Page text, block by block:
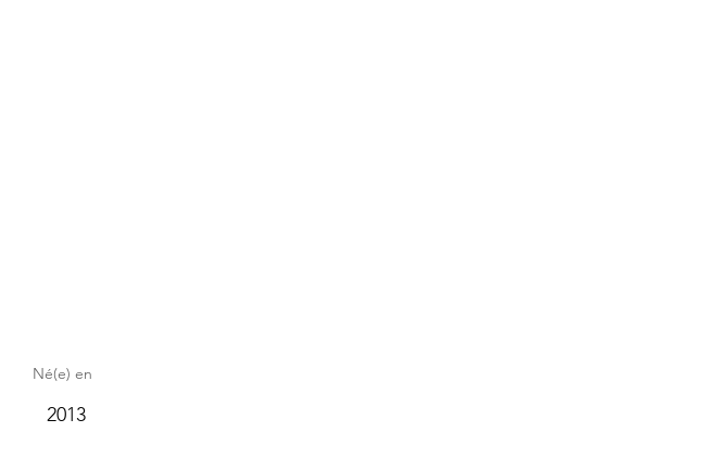
Né(e) en
2013